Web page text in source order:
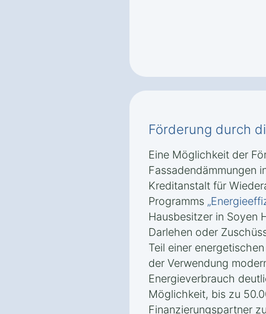
Förderung durch
Eine Möglichkeit der
Fassadendämmungen
Kreditanstalt für
Programms
Hausbesitzer in Soyen
Darlehen oder
Teil einer
der Verwendung
Energieverbrauch
Möglichkeit, bis zu
Finanzierungspartner